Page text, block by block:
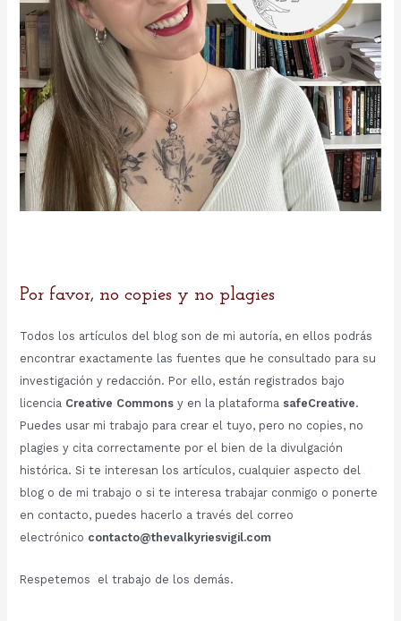
Por favor, no copies y no plagies
Todos los artículos del blog son de mi autoría, en ellos podrás
encontrar exactamente las fuentes que he consultado para su
investigación y redacción. Por ello, están registrados bajo
licencia Creative Commonsy en la plataforma safeCreative.
Puedes usar mi trabajo para crear el tuyo, pero no copies, no
plagies y cita correctamente por el bien de la divulgación
histórica. Si te interesan los artículos, cualquier aspecto del
blog o de mi trabajo o si te interesa trabajar conmigo o ponerte
en contacto, puedes hacerlo a través del correo
electrónico contacto@thevalkyriesvigil.com
Respetemos el trabajo de los demás.